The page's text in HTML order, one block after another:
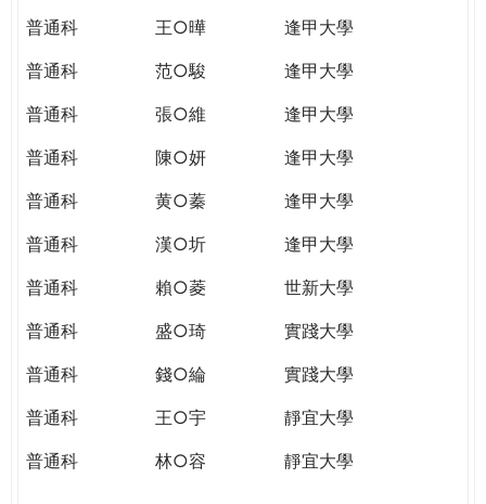
普通科
王○曄
逢甲大學
普通科
范○駿
逢甲大學
普通科
張○維
逢甲大學
普通科
陳○妍
逢甲大學
普通科
黄○蓁
逢甲大學
普通科
漢○圻
逢甲大學
普通科
賴○菱
世新大學
普通科
盛○琦
實踐大學
普通科
錢○綸
實踐大學
普通科
王○宇
靜宜大學
普通科
林○容 靜宜大學